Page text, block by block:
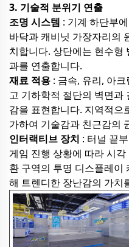
3. 기술적 분위기 연출
조명 시스템 : 기계 하단부
바닥과 캐비닛 가장자리의
치합니다. 상단에는 현수형
과를 연출합니다.
재료 적용 : 금속, 유리, 아
고 기하학적 절단의 벽면과
감을 표현합니다. 지역적으
가하여 기술감과 친근감의
인터랙티브 장치 : 터널 끝
게임 진행 상황에 따라 시
환 구역의 투명 디스플레이
해 트렌디한 장난감의 가치